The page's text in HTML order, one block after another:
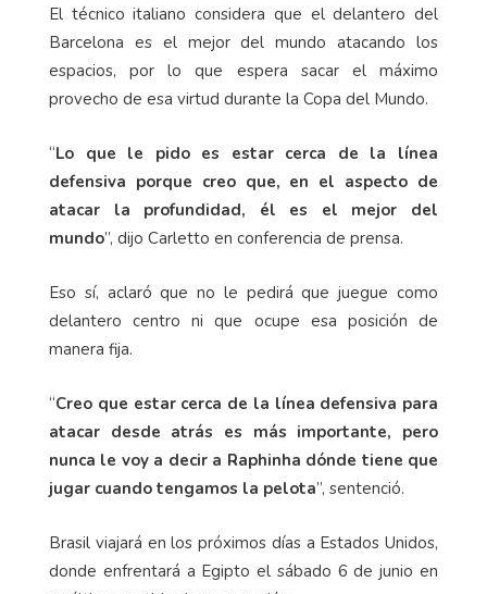
El técnico italiano considera que el delantero del
Barcelona es el mejor del mundo atacando los
espacios, por lo que espera sacar el máximo
provecho de esa virtud durante la Copa del Mundo.
“Lo que le pido es estar cerca de la línea
defensiva porque creo que, en el aspecto de
atacar la profundidad, él es el mejor del
mundo”, dijo Carletto en conferencia de prensa.
Eso sí, aclaró que no le pedirá que juegue como
delantero centro ni que ocupe esa posición de
manera fija.
“Creo que estar cerca de la línea defensiva para
atacar desde atrás es más importante, pero
nunca le voy a decir a Raphinha dónde tiene que
jugar cuando tengamos la pelota”, sentenció.
Brasil viajará en los próximos días a Estados Unidos,
donde enfrentará a Egipto el sábado 6 de junio en